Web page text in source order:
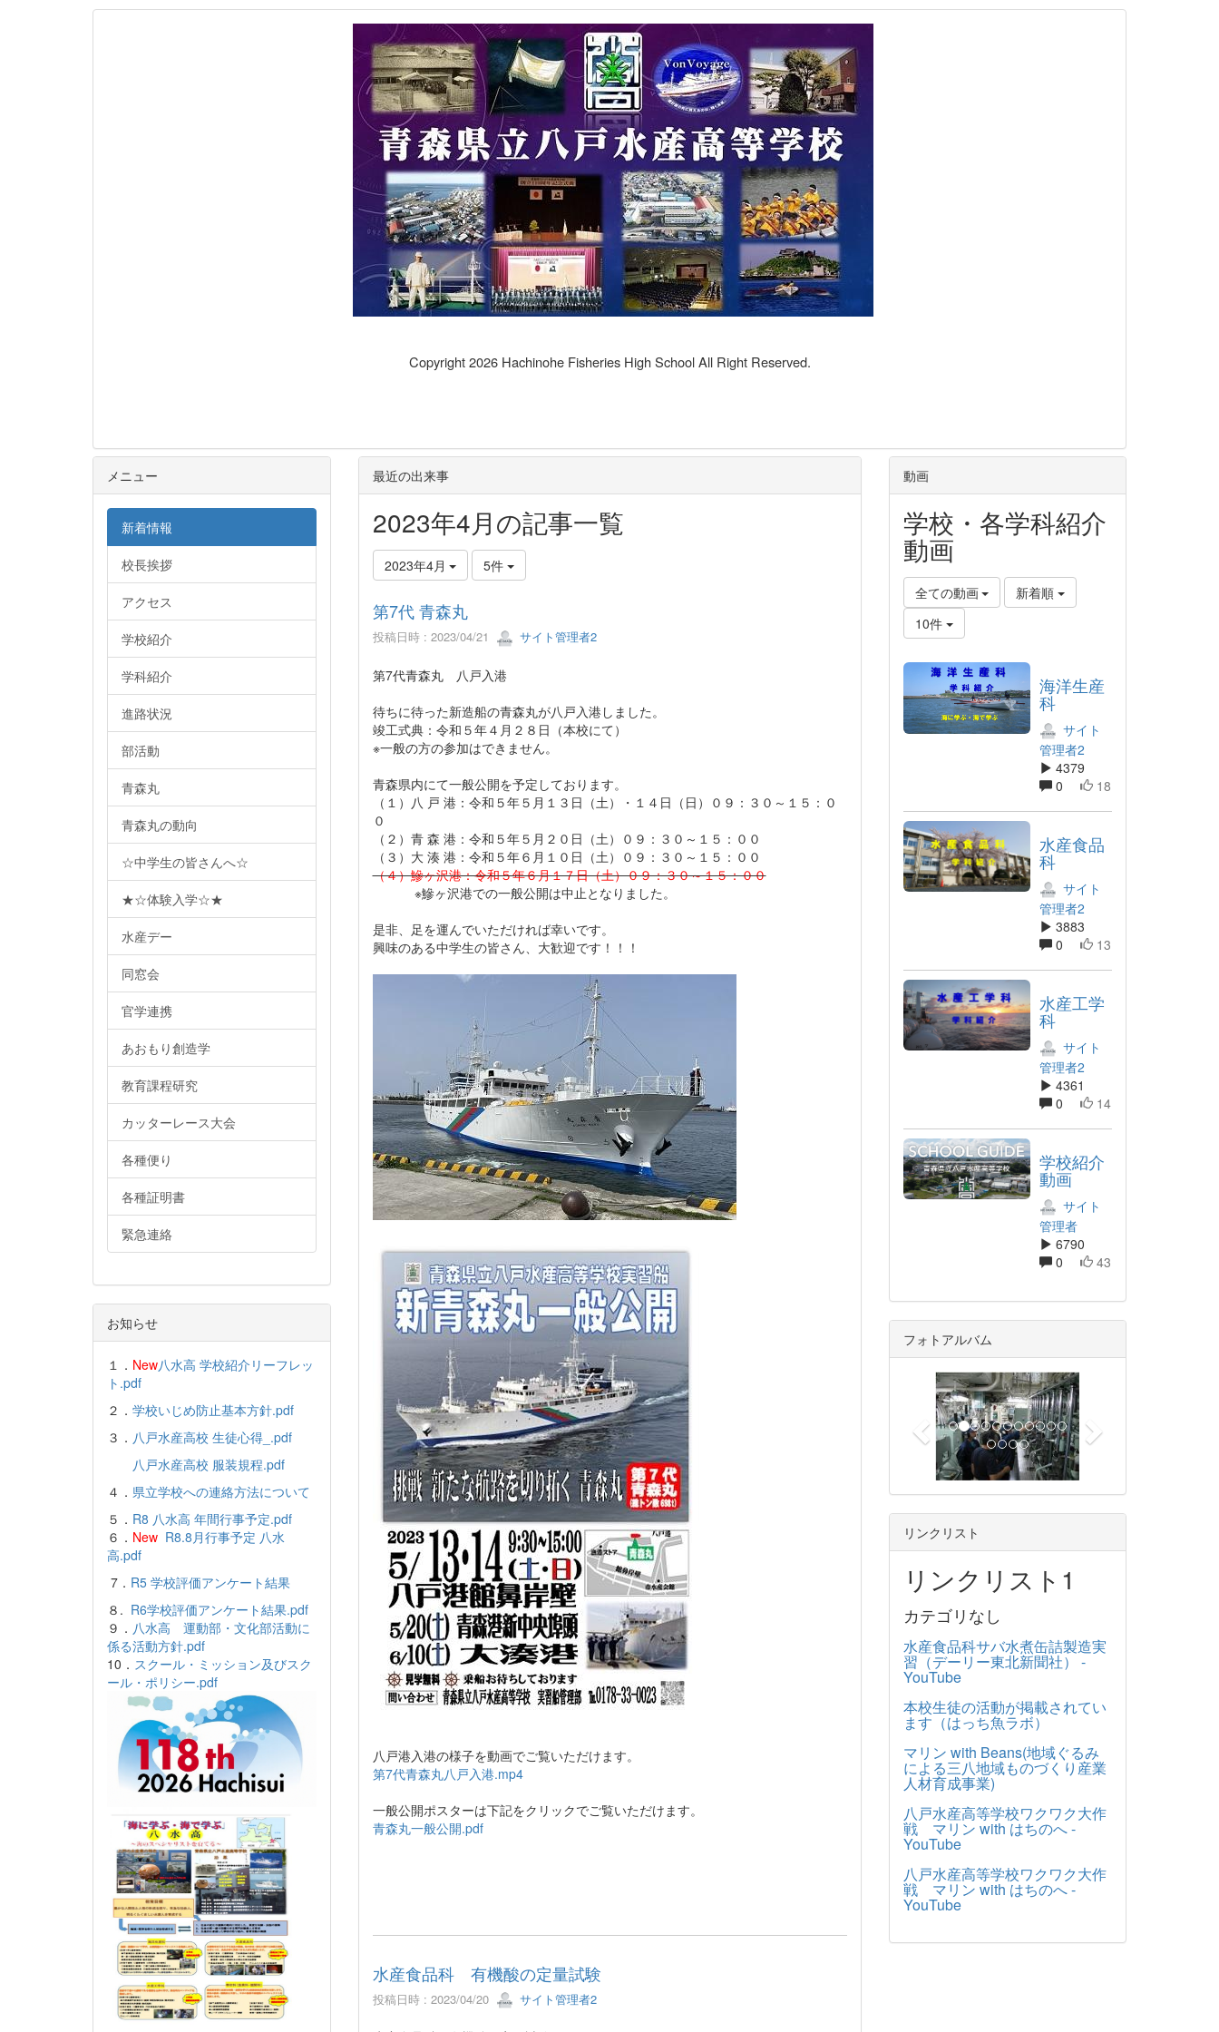
Copyright 2026 Hachinohe Fisheries High School All Right Reserved.
最近の出来事
2023年4月の記事一覧
2023年4月 5件
第7代 青森丸
投稿日時 : 2023/04/21 サイト管理者2
第7代青森丸 八戸入港
待ちに待った新造船の青森丸が八戸入港しました。
竣工式典：令和５年４月２８日（本校にて）
※一般の方の参加はできません。
青森県内にて一般公開を予定しております。
（１）八 戸 港：令和５年５月１３日（土）・１４日（日）０９：３０～１５：０
０
（２）青 森 港：令和５年５月２０日（土）０９：３０～１５：００
（３）大 湊 港：令和５年６月１０日（土）０９：３０～１５：００
（４）鰺ヶ沢港：令和５年６月１７日（土）０９：３０～１５：００
※鰺ヶ沢港での一般公開は中止となりました。
是非、足を運んでいただければ幸いです。
興味のある中学生の皆さん、大歓迎です！！！
八戸港入港の様子を動画でご覧いただけます。
第7代青森丸八戸入港.mp4
一般公開ポスターは下記をクリックでご覧いただけます。
青森丸一般公開.pdf
水産食品科 有機酸の定量試験
投稿日時 : 2023/04/20 サイト管理者2
メニュー
新着情報
校長挨拶
アクセス
学校紹介
学科紹介
進路状況
部活動
青森丸
青森丸の動向
☆中学生の皆さんへ☆
★☆体験入学☆★
水産デー
同窓会
官学連携
あおもり創造学
教育課程研究
カッターレース大会
各種便り
各種証明書
緊急連絡
お知らせ
１． New八水高 学校紹介リーフレッ
ト.pdf
２． 学校いじめ防止基本方針.pdf
３． 八戸水産高校 生徒心得_.pdf
八戸水産高校 服装規程.pdf
４． 県立学校への連絡方法について
５． R8 八水高 年間行事予定.pdf
６． New R8.8月行事予定 八水
高.pdf
7． R5 学校評価アンケート結果
８. R6学校評価アンケート結果.pdf
９． 八水高 運動部・文化部活動に
係る活動方針.pdf
10． スクール・ミッション及びスク
ール・ポリシー.pdf
動画
学校・各学科紹介
動画
全ての動画
新着順
10件
海洋生産
科
サイト
管理者2
4379
0
18
水産食品
科
サイト
管理者2
3883
0
13
水産工学
科
サイト
管理者2
4361
0
14
学校紹介
動画
サイト
管理者
6790
0
43
フォトアルバム
e
o
u
x
リンクリスト
リンクリスト1
カテゴリなし
水産食品科サバ水煮缶詰製造実
習（デーリー東北新聞社） -
YouTube
本校生徒の活動が掲載されてい
ます（はっち魚ラボ）
マリン with Beans(地域ぐるみ
による三八地域ものづくり産業
人材育成事業)
八戸水産高等学校ワクワク大作
戦 マリン with はちのへ -
YouTube
八戸水産高等学校ワクワク大作
戦 マリン with はちのへ -
YouTube